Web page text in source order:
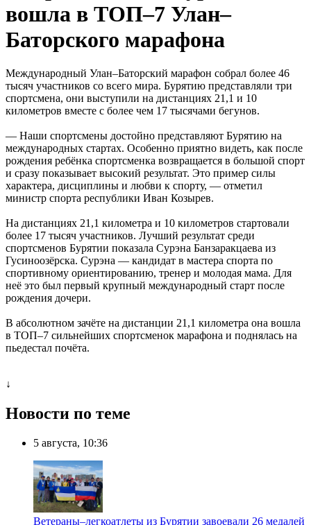
вошла в ТОП–7 Улан–
Баторского марафона
Международный Улан–Баторский марафон собрал более 46
тысяч участников со всего мира. Бурятию представляли три
спортсмена, они выступили на дистанциях 21,1 и 10
километров вместе с более чем 17 тысячами бегунов.
— Наши спортсмены достойно представляют Бурятию на
международных стартах. Особенно приятно видеть, как после
рождения ребёнка спортсменка возвращается в большой спорт
и сразу показывает высокий результат. Это пример силы
характера, дисциплины и любви к спорту, — отметил
министр спорта республики Иван Козырев.
На дистанциях 21,1 километра и 10 километров стартовали
более 17 тысяч участников. Лучший результат среди
спортсменов Бурятии показала Сурэна Банзаракцаева из
Гусиноозёрска. Сурэна — кандидат в мастера спорта по
спортивному ориентированию, тренер и молодая мама. Для
неё это был первый крупный международный старт после
рождения дочери.
В абсолютном зачёте на дистанции 21,1 километра она вошла
в ТОП–7 сильнейших спортсменок марафона и поднялась на
пьедестал почёта.
↓
Новости по теме
5 августа, 10:36
Ветераны–легкоатлеты из Бурятии завоевали 26 медалей